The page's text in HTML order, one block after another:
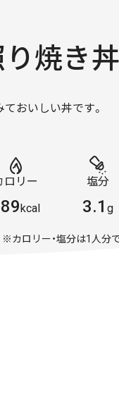
焼き丼
おいしい丼です。
ロリー
kcal
塩分
3.1 g
※カロリー・塩分は1人分で